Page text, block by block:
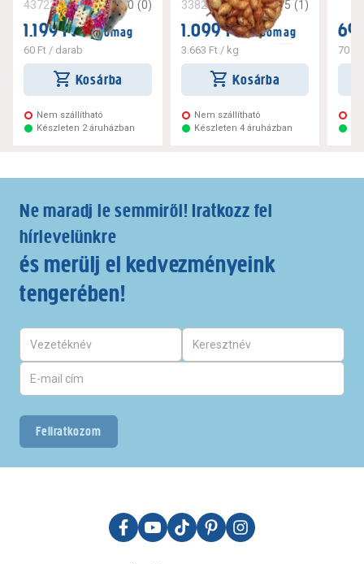
437235 0 (0)
1.199 Ft / csomag
60 Ft / darab
Kosárba
Nem szállítható
Készleten 2 áruházban
338206 5 (1)
1.099 Ft / csomag
3.663 Ft/ kg
Kosárba
Nem szállítható
Készleten 4 áruházban
70 Ft
Ne maradj le semmiről! Iratkozz fel
hírlevelünkre
és merülj el kedvezményeink
tengerében!
Feliratkozom